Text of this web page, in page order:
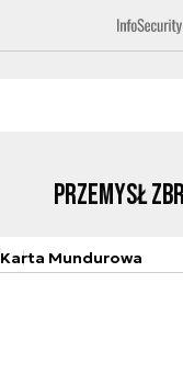
Przemysł
Karta Mundurowa